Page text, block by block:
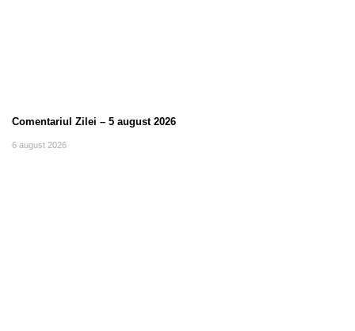
Comentariul Zilei – 5 august 2026
6 august 2026